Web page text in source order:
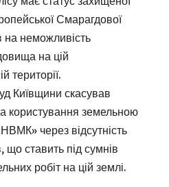
Смарагдової
на неможливість
на цій
території.
Київщини скасував
користування земельною
через відсутність
що ставить під сумнів
робіт на цій землі.